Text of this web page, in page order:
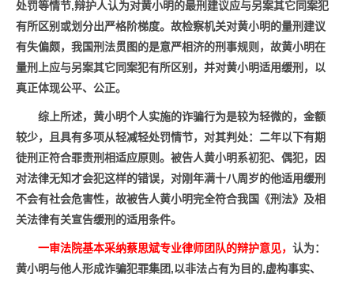
处罚等情节,辩护人认为对黄小明的最刑建议应与另案其它同案犯
有所区别或划分出严格阶梯度。 故检察机关对黄小明的量刑 建议
有失偏颇，我国刑法贯图的是意严相济的刑事规则，故黄小明在
量刑上应与另案其它同案犯有所区别，并对黄小明适用缓刑，以
真正体现公平、公正。
综上所述， 黄小明个人实施的诈骗行为是较为轻微的，金额
较少，且具有多项从轻减轻处罚情节，对其判处： 二年以下有期
徒刑正符合罪责刑相适应原则。 被告人黄小明系初犯、偶犯，因
对法律无知才会犯这样的错误，对刚年满十八周岁的他适用缓刑
不会有社会危害性， 故被告人黄小明完全符合我国《刑法》及相
关法律有关宣告缓刑的适用条件。
一审法院基本采纳蔡思斌专业律师团队的辩护意见， 认为：
黄小明与他人形成诈骗犯罪集团,以非法占有为目的,虚构事实、